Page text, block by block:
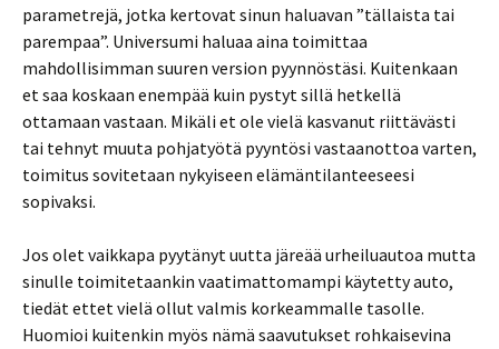
parametrejä, jotka kertovat sinun haluavan ”tällaista tai
parempaa”. Universumi haluaa aina toimittaa
mahdollisimman suuren version pyynnöstäsi. Kuitenkaan
et saa koskaan enempää kuin pystyt sillä hetkellä
ottamaan vastaan. Mikäli et ole vielä kasvanut riittävästi
tai tehnyt muuta pohjatyötä pyyntösi vastaanottoa varten,
toimitus sovitetaan nykyiseen elämäntilanteeseesi
sopivaksi.
Jos olet vaikkapa pyytänyt uutta järeää urheiluautoa mutta
sinulle toimitetaankin vaatimattomampi käytetty auto,
tiedät ettet vielä ollut valmis korkeammalle tasolle.
Huomioi kuitenkin myös nämä saavutukset rohkaisevina